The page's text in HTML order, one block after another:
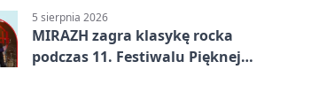
5 sierpnia 2026
MIRAZH zagra klasykę rocka
podczas 11. Festiwalu Pięknej